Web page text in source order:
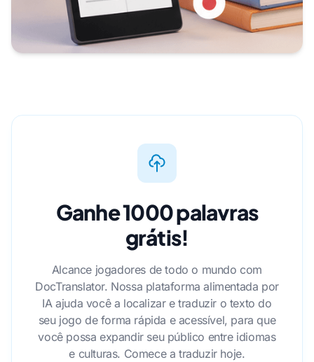
Ganhe 1000 palavras
grátis!
Alcance jogadores de todo o mundo com
DocTranslator. Nossa plataforma alimentada por
IA ajuda você a localizar e traduzir o texto do
seu jogo de forma rápida e acessível, para que
você possa expandir seu público entre idiomas
e culturas. Comece a traduzir hoje.